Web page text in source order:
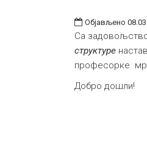
Објављено
Са
структуре
професорке
Добро дошли!